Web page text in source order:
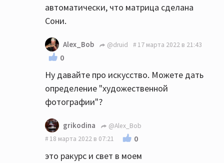
автоматически, что матрица сделана
Сони.
Alex_Bob @druid 17 марта 2022 в 21:43
0
Ну давайте про искусство. Можете дать
определение "художественной
фотографии"?
grikodina
@Alex_Bob
18 марта 2022 в 07:21
0
это ракурс и свет в моем